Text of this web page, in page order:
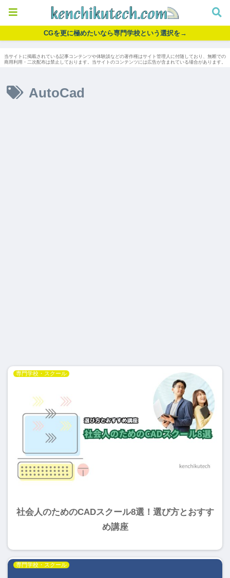
CGを更に極めたいなら専門学校という選択を→
当サイトに掲載されている記事コンテンツや体験談などの著作権はサイト管理人に付随しており、無断での
商用利用・二次配布は禁止しております。当サイトのコンテンツには広告が含まれている場合があります。
AutoCad
専門学校・スクール
社会人のためのCADスクール8選！選び方とおすす
め講座
専門学校・スクール